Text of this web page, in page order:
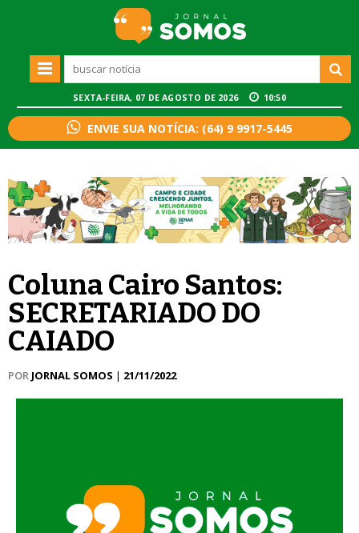
SEXTA-FEIRA, 07 DE AGOSTO DE 2026 10:50
ENVIE SUA NOTÍCIA: (64) 9 9917-5445
Coluna Cairo Santos:
SECRETARIADO DO
CAIADO
POR JORNAL SOMOS | 21/11/2022